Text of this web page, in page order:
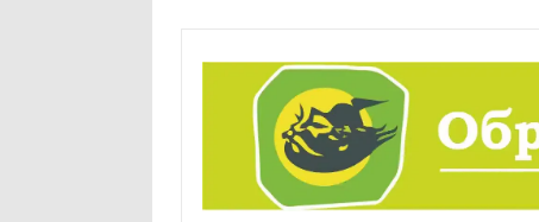
содержимому